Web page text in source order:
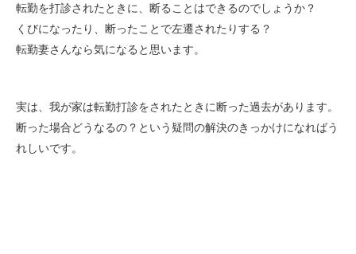
転勤を打診されたときに、断ることはできるのでしょうか？
くびになったり、断ったことで左遷されたりする？
転勤妻さんなら気になると思います。
実は、我が家は転勤打診をされたときに断った過去があります。
断った場合どうなるの？という疑問の解決のきっかけになればう
れしいです。